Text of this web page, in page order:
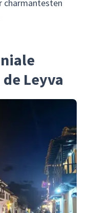
charmantesten
Leyva